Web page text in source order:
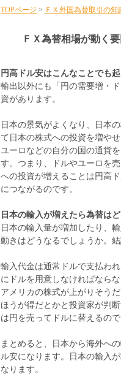
TOPページ > ＦＸ外国為替取引の知
ＦＸ為替相場が動く要
円高ドル安はこんなことでも
輸出以外にも「円の需要増・
資があります。
日本の景気がよくなり、日本
て日本の株式への投資を増や
ユーロなどの自分の国の通貨
す。つまり、ドルやユーロを
への投資が増えることは円高
につながるのです。
日本の輸入が増えたら為替は
日本の輸入量が増加したり、
動きはどうなるでしょうか。
輸入代金は通常ドルで支払わ
にドルを用意しなければなら
アメリカの株式が上がりそう
ほうが得だとかと投資家が判
は円を売ってドルに替えるの
まとめると、日本から海外へ
ル安になります。日本の輸入
なります。